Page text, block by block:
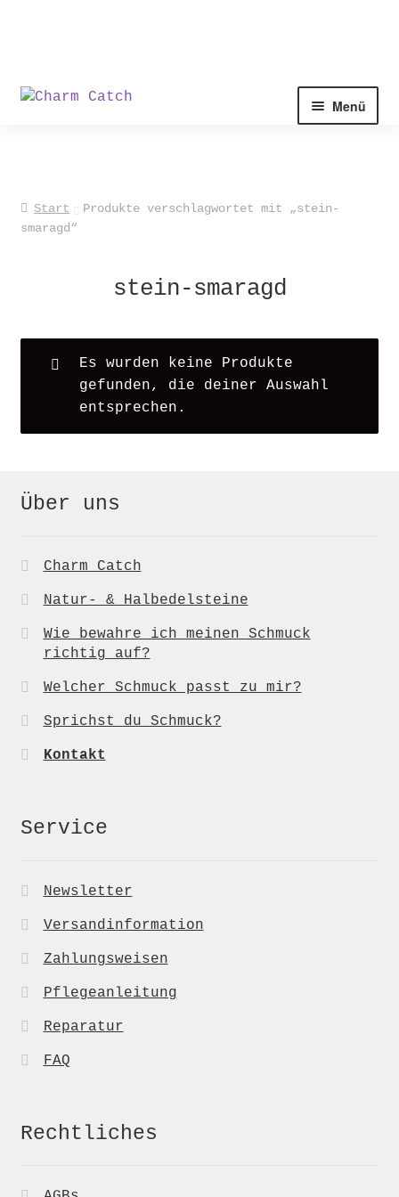
Zur
Zum
Menü
Start
Produkte verschlagwortet mit „stein-
smaragd“
stein-smaragd
Es wurden keine Produkte
gefunden, die deiner Auswahl
entsprechen.
Über uns
Charm Catch
Natur- & Halbedelsteine
Wie bewahre ich meinen Schmuck
richtig auf?
Welcher Schmuck passt zu mir?
Sprichst du Schmuck?
Kontakt
Service
Newsletter
Versandinformation
Zahlungsweisen
Pflegeanleitung
Reparatur
FAQ
Rechtliches